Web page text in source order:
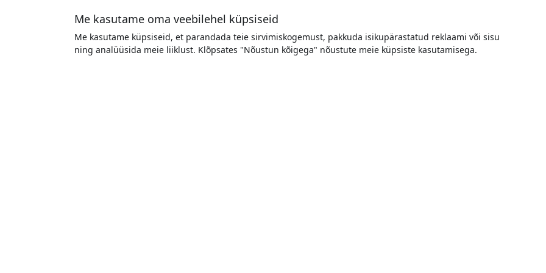
Me kasutame oma veebilehel küpsiseid
Me kasutame küpsiseid, et parandada teie sirvimiskogemust, pakkuda isikupärastatud reklaami või sisu
ning analüüsida meie liiklust. Klõpsates "Nõustun kõigega" nõustute meie küpsiste kasutamisega.